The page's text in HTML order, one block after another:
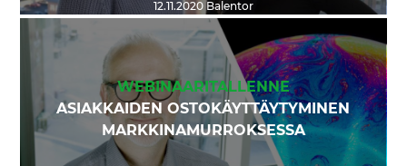
12.11.2020Balentor
WEBINAARITALLENNE
ASIAKKAIDEN OSTOKÄYTTÄYTYMINEN
MARKKINAMURROKSESSA